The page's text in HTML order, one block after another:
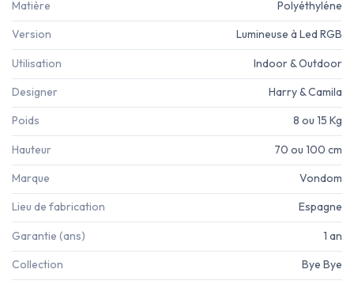
Matière Polyéthyléne
Version Lumineuse à Led RGB
Utilisation Indoor & Outdoor
Designer Harry & Camila
Poids 8 ou 15 Kg
Hauteur 70 ou 100 cm
Marque Vondom
Lieu de fabrication Espagne
Garantie (ans) 1 an
Collection Bye Bye